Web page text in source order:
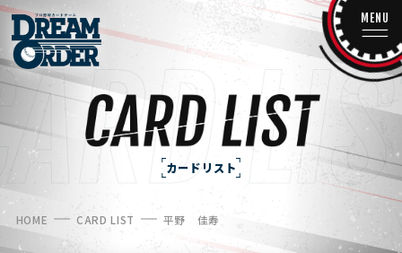
MENU
カードリスト
HOME CARD LIST 平野 佳寿